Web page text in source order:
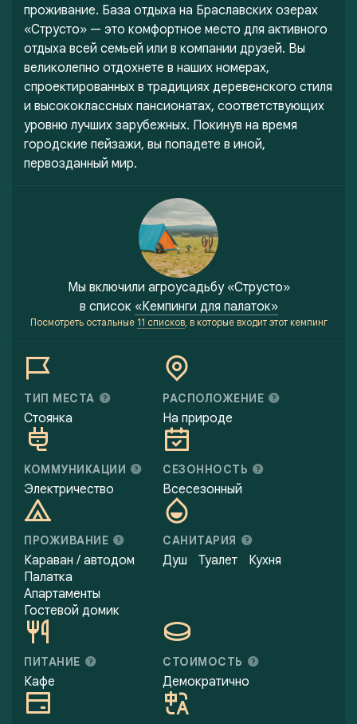
проживание. База отдыха на Браславских озерах
«Струсто» — это комфортное место для активного
отдыха всей семьей или в компании друзей. Вы
великолепно отдохнете в наших номерах,
спроектированных в традициях деревенского стиля
и высококлассных пансионатах, соответствующих
уровню лучших зарубежных. Покинув на время
городские пейзажи, вы попадете в иной,
первозданный мир.
Мы включили агроусадьбу «Струсто»
в список «Кемпинги для палаток»
Посмотреть остальные 11 списков, в которые входит этот кемпинг
ТИП МЕСТА
Стоянка
РАСПОЛОЖЕНИЕ
На природе
КОММУНИКАЦИИ
Электричество
СЕЗОННОСТЬ
Всесезонный
ПРОЖИВАНИЕ
Караван / автодом
Палатка
Апартаменты
Гостевой домик
САНИТАРИЯ
Душ Туалет Кухня
ПИТАНИЕ
Кафе
СТОИМОСТЬ
Демократично